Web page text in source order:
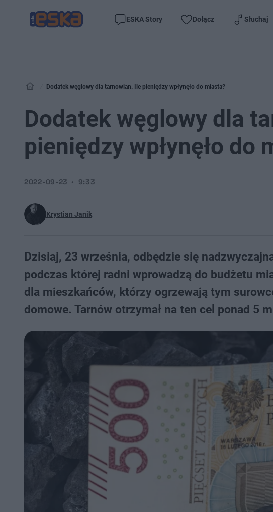
ESKA Story Dołącz Słuchaj
Dodatek węglowy dla tarnowian. Ile pieniędzy wpłynęło do miasta?
Dodatek węglowy dla
pieniędzy wpłynęło do
Krystian Janik
2022-09-23 9:33
Dzisiaj, 23 września, odbędzie się
podczas której radni wprowadzą do budżetu
dla mieszkańców, którzy ogrzewają tym
domowe. Tarnów otrzymał na ten cel ponad 5